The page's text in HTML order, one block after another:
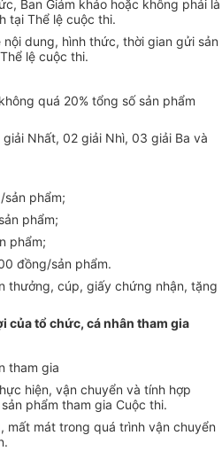
, Ban Giám khảo hoặc không phải là
tại Thể lệ cuộc thi.
dung, hình thức, thời gian gửi sản
lệ cuộc thi.
quá 20% tổng số sản phẩm
Nhất, 02 giải Nhì, 03 giải Ba và
phẩm;
phẩm;
phẩm;
đồng/sản phẩm.
thưởng, cúp, giấy chứng nhận, tặng
của tổ chức, cá nhân tham gia
tham gia
hiện, vận chuyển và tính hợp
phẩm tham gia Cuộc thi.
mất mát trong quá trình vận chuyển